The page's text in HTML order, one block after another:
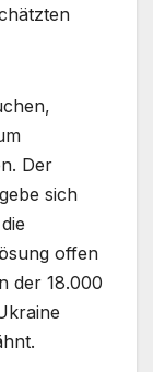
Der
sich
offen
der 18.000